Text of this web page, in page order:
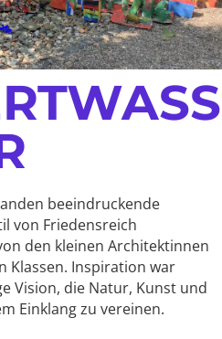
beeindruckende
von Friedensreich
den kleinen Architektinnen
Klassen. Inspiration war
Vision, die Natur, Kunst und
Einklang zu vereinen.